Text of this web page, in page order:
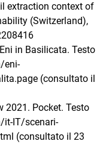
extraction context of
(Switzerland),
in Basilicata. Testo
eni-
(consultato il
2021. Pocket. Testo
it-IT/scenari-
(consultato il 23